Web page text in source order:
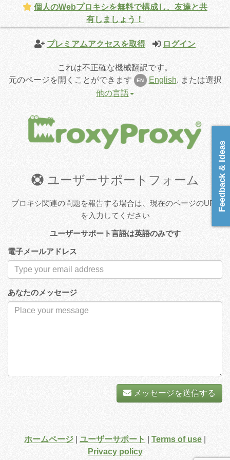
プレミアムアクセスを取得 ログイン
これは不正確な機械翻訳です。
元のページを開くことができます
EN English. または選択
他の言語
ユーザーサポートフォーム
プロキシ関連の問題を報告する場合は、現在のページのURL
を入力してください
ユーザーサポート言語は英語のみです
電子メールアドレス
あなたのメッセージ
メッセージを送信する
ホームページ ユーザーサポート Terms of use
Privacy policy
Feedback & Ideas
個人のWebプロキシを無料で構成し、友達と共
有しましょう！